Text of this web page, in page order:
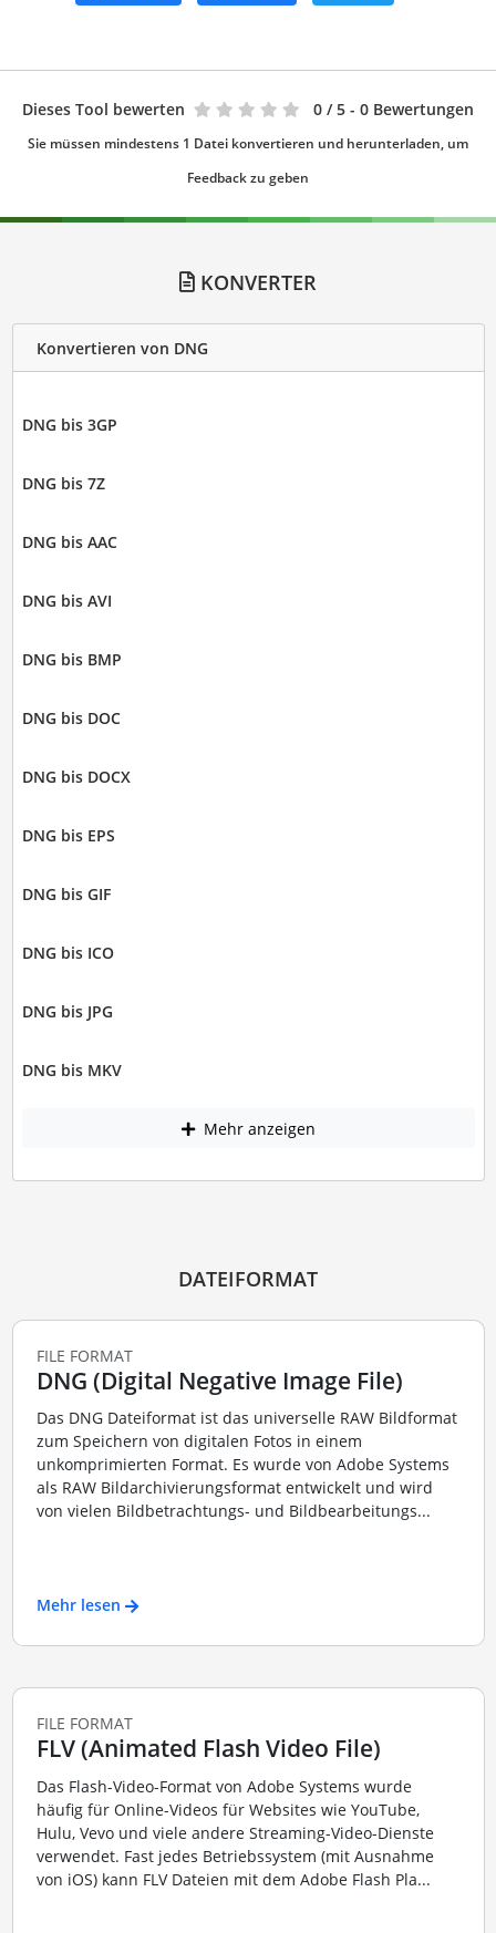
Dieses Tool bewerten 0 / 5 - 0 Bewertungen
Sie müssen mindestens 1 Datei konvertieren und herunterladen, um
Feedback zu geben
KONVERTER
Konvertieren von DNG
DNG bis 3GP
DNG bis 7Z
DNG bis AAC
DNG bis AVI
DNG bis BMP
DNG bis DOC
DNG bis DOCX
DNG bis EPS
DNG bis GIF
DNG bis ICO
DNG bis JPG
DNG bis MKV
Mehr anzeigen
DATEIFORMAT
FILE FORMAT
DNG (Digital Negative Image File)
Das DNG Dateiformat ist das universelle RAW Bildformat
zum Speichern von digitalen Fotos in einem
unkomprimierten Format. Es wurde von Adobe Systems
als RAW Bildarchivierungsformat entwickelt und wird
von vielen Bildbetrachtungs- und Bildbearbeitungs...
Mehr lesen
FILE FORMAT
FLV (Animated Flash Video File)
Das Flash-Video-Format von Adobe Systems wurde
häufig für Online-Videos für Websites wie YouTube,
Hulu, Vevo und viele andere Streaming-Video-Dienste
verwendet. Fast jedes Betriebssystem (mit Ausnahme
von iOS) kann FLV Dateien mit dem Adobe Flash Pla...